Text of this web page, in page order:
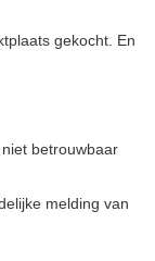
gekocht. En
betrouwbaar
melding van